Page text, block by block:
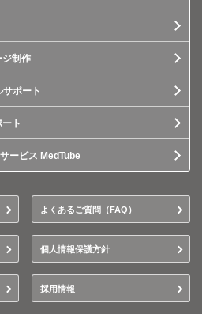
ジ制作
ポート
ト
ービス MedTube
よくあるご質問（FAQ）
個人情報保護方針
採用情報